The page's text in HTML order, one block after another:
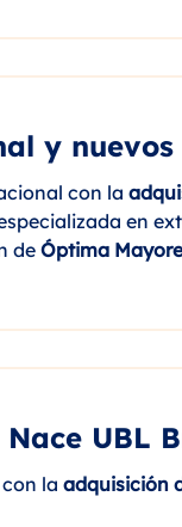
y
con la
en
de Óptima
UBL
la adquisición